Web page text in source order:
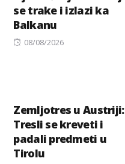
se trake i izlazi ka
Balkanu
Posted
08/08/2026
Zemljotres u Austriji:
Tresli se kreveti i
padali predmeti u
Tirolu